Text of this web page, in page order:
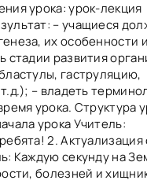
урока: урок-лекция
– учащиеся
их особенности
стадии развития
гаструляцию,
– владеть
урока. Структура
урока Учитель:
2.
Каждую секунду на
болезней и